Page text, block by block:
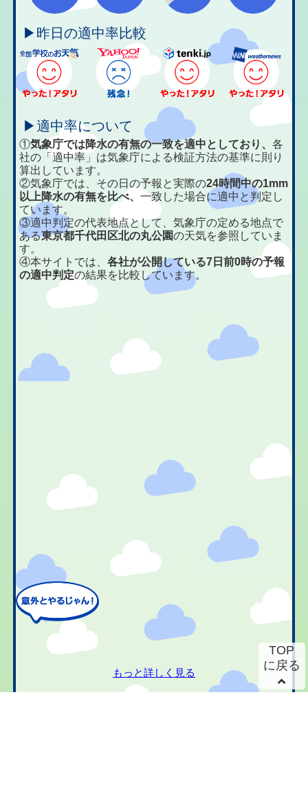
▶昨日の適中率比較
▶適中率について
①気象庁では降水の有無の一致を適中としており、各
社の「適中率」は気象庁による検証方法の基準に則り
算出しています。
②気象庁では、その日の予報と実際の24時間中の1mm
以上降水の有無を比べ、一致した場合に適中と判定し
ています。
③適中判定の代表地点として、気象庁の定める地点で
ある東京都千代田区北の丸公園の天気を参照していま
す。
④本サイトでは、各社が公開している7日前0時の予報
の適中判定の結果を比較しています。
もっと詳しく見る
TOP
に戻る